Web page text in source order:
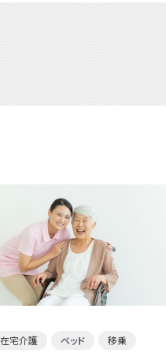
在宅介護 ベッド
移乗